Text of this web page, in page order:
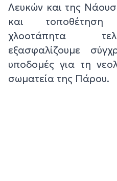
Λευκών και της
και τοποθέτηση
χλοοτάπητα
εξασφαλίζουμε
υποδομές για τη
σωματεία της Πάρου.